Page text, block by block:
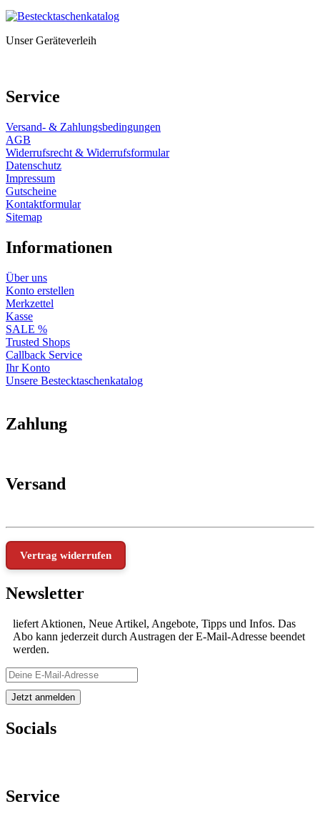
Unser Geräteverleih
Service
Versand- & Zahlungsbedingungen
AGB
Widerrufsrecht & Widerrufsformular
Datenschutz
Impressum
Gutscheine
Kontaktformular
Sitemap
Informationen
Über uns
Konto erstellen
Merkzettel
Kasse
SALE %
Trusted Shops
Callback Service
Ihr Konto
Unsere Bestecktaschenkatalog
Zahlung
Versand
Vertrag widerrufen
Newsletter
liefert Aktionen, Neue Artikel, Angebote, Tipps und Infos. Das
Abo kann jederzeit durch Austragen der E-Mail-Adresse beendet
werden.
Socials
Service